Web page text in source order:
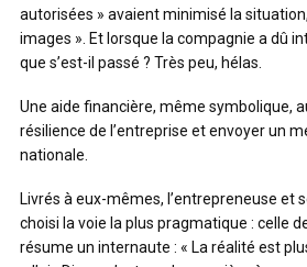
autorisées » avaient minimisé la
images ». Et lorsque la compagnie a dû
que s’est-il passé ? Très peu, hélas.
Une aide financière, même symbolique,
résilience de l’entreprise et envoyer un
nationale.
Livrés à eux-mêmes, l’entrepreneuse et
choisi la voie la plus pragmatique : celle
résume un internaute : « La réalité est